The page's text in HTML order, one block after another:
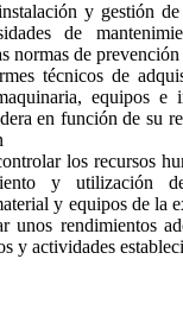
y gestión
de
normas de
técnicos de
equipos e
en función de su
los recursos
y utilización
y equipos de la
unos rendimientos
y actividades